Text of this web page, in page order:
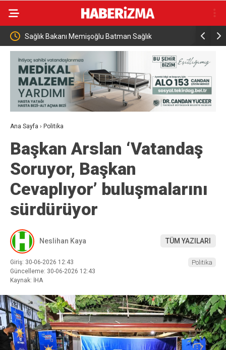
Tren Sağlık Bakanı Memişoğlu Batman Sağlık
Yatırımlarını İnceledi
Hayat
Ana Sayfa › Politika
Başkan Arslan ‘Vatandaş
Soruyor, Başkan
Cevaplıyor’ buluşmalarını
sürdürüyor
Neslihan Kaya TÜM YAZILARI
Giriş: 30-06-2026 12:43
Güncelleme: 30-06-2026 12:43
Kaynak: İHA
Politika